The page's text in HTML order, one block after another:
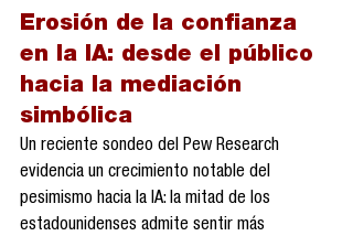
Erosión de la confianza
en la IA: desde el público
hacia la mediación
simbólica
Un reciente sondeo del Pew Research
evidencia un crecimiento notable del
pesimismo hacia la IA: la mitad de los
estadounidenses admite sentir más